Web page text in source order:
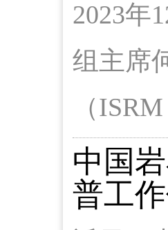
2023年
组主席
（
中国
普工